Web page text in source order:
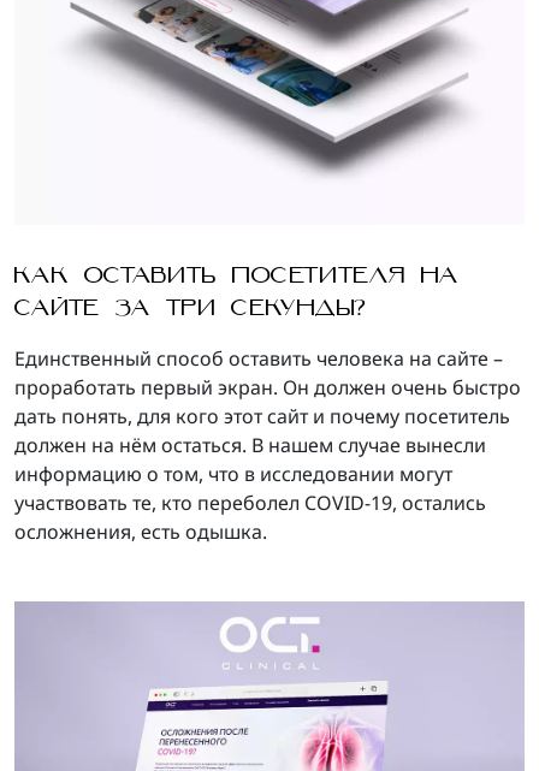
КАК ОСТАВИТЬ ПОСЕТИТЕЛЯ НА
САЙТЕ ЗА ТРИ СЕКУНДЫ?
Единственный способ оставить человека на сайте –
проработать первый экран. Он должен очень быстро
дать понять, для кого этот сайт и почему посетитель
должен на нём остаться. В нашем случае вынесли
информацию о том, что в исследовании могут
участвовать те, кто переболел COVID-19, остались
осложнения, есть одышка.